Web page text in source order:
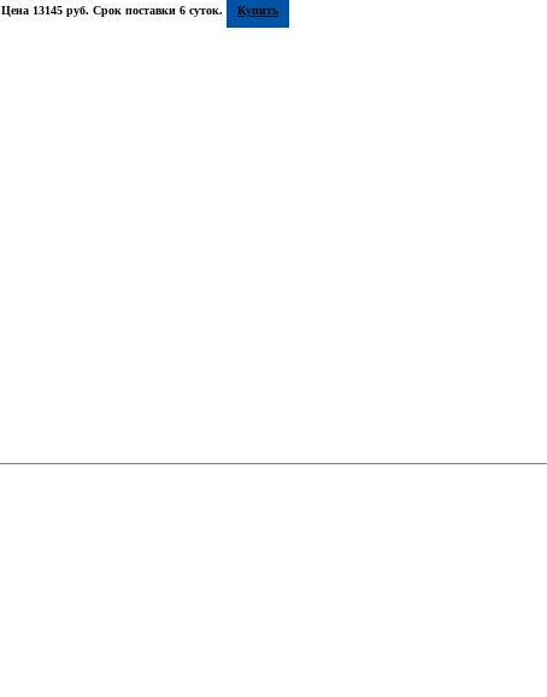
Цена 13145 руб. Срок поставки 6 суток.
Купить